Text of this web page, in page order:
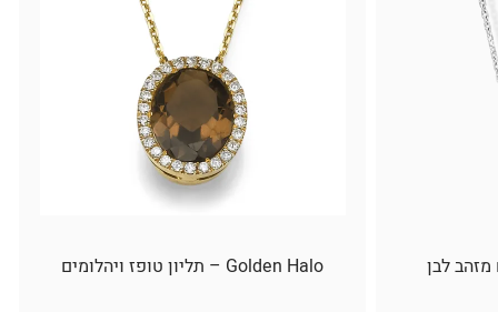
מזהב לבן Golden Halo – תליון טופז ויהלומים